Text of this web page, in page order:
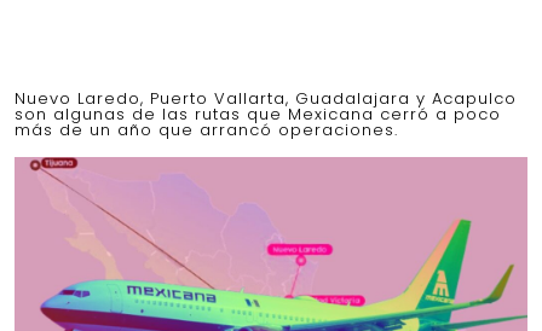
Nuevo Laredo, Puerto Vallarta, Guadalajara y Acapulco
son algunas de las rutas que Mexicana cerró a poco
más de un año que arrancó operaciones.